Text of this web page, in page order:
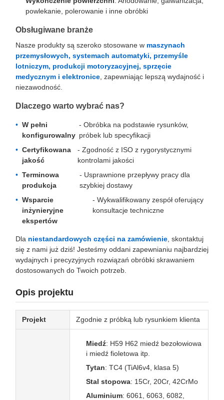
powlekanie, polerowanie i inne obróbki
Obsługiwane branże
Nasze produkty są szeroko stosowane w maszynach
przemysłowych, systemach automatyki, przemyśle
lotniczym, produkcji motoryzacyjnej, sprzęcie
medycznym i elektronice , zapewniając lepszą wydajność i
niezawodność.
Dlaczego warto wybrać nas?
W pełni
konfigurowalny
- Obróbka na podstawie rysunków,
próbek lub specyfikacji
Certyfikowana
jakość
- Zgodność z ISO z rygorystycznymi
kontrolami jakości
Terminowa
produkcja
- Usprawnione przepływy pracy dla
szybkiej dostawy
Wsparcie
inżynieryjne
ekspertów
- Wykwalifikowany zespół oferujący
konsultacje techniczne
Dla niestandardowych części na zamówienie , skontaktuj
się z nami już dziś! Jesteśmy oddani zapewnianiu najbardziej
wydajnych i precyzyjnych rozwiązań obróbki skrawaniem
dostosowanych do Twoich potrzeb.
Opis projektu
Projekt Zgodnie z próbką lub rysunkiem klienta
Miedź: H59 H62 miedź bezołowiowa
i miedź fioletowa itp.
Tytan: TC4 (TiAl6v4, klasa 5)
Stal stopowa: 15Cr, 20Cr, 42CrMo
Aluminium: 6061, 6063, 6082,